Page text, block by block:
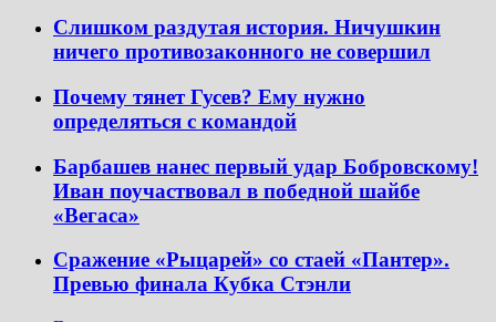
Слишком раздутая история. Ничушкин
ничего противозаконного не совершил
Почему тянет Гусев? Ему нужно
определяться с командой
Барбашев нанес первый удар Бобровскому!
Иван поучаствовал в победной шайбе
«Вегаса»
Сражение «Рыцарей» со стаей «Пантер».
Превью финала Кубка Стэнли